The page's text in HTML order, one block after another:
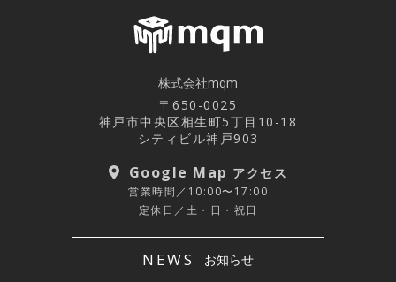
株式会社mqm
〒650-0025
神戸市中央区相生町5丁目10-18
シティビル神戸903
Google Map アクセス
営業時間／10:00〜17:00
定休日／土・日・祝日
NEWS お知らせ